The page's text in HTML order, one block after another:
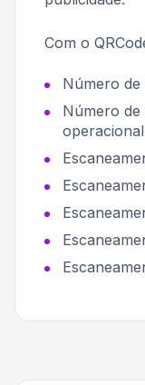
Com o
Número de
Número de
operacional